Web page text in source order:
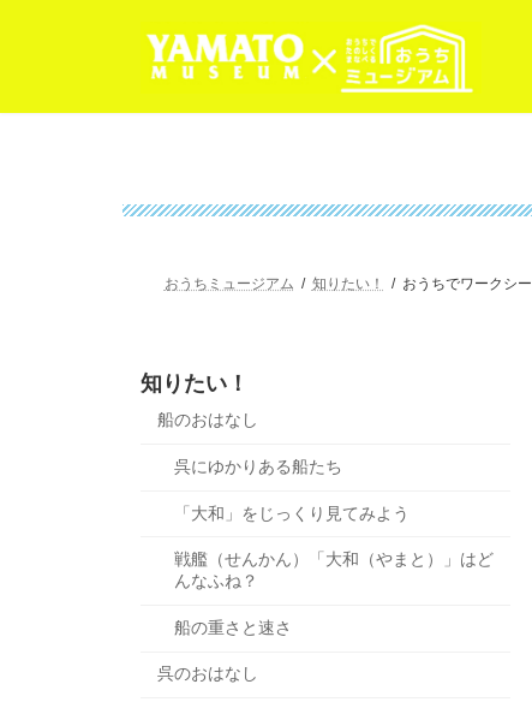
ツ
シ
おうちミュージアム 知りたい！ おうちでワークシ
知りたい！
船のおはなし
呉にゆかりある船たち
「大和」をじっくり見てみよう
戦艦（せんかん）「大和（やまと）」はど
んなふね？
船の重さと速さ
呉のおはなし